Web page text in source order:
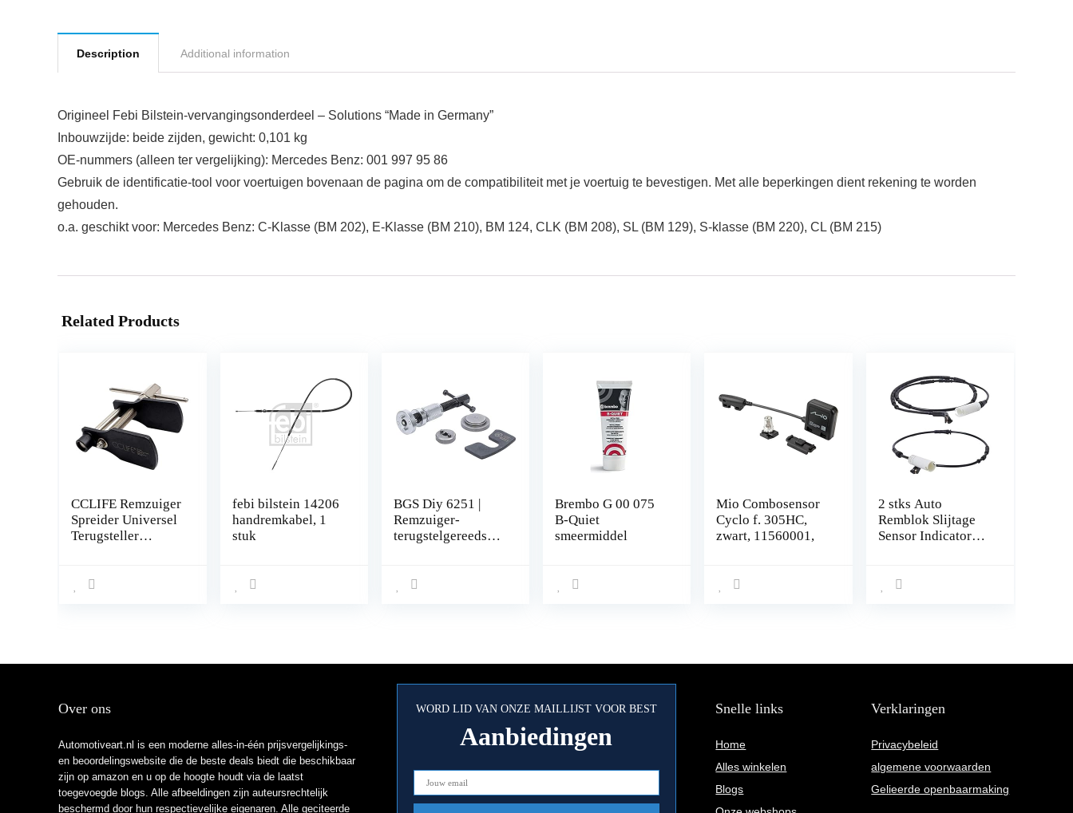
Description Additional information
Origineel Febi Bilstein-vervangingsonderdeel – Solutions “Made in Germany”
Inbouwzijde: beide zijden, gewicht: 0,101 kg
OE-nummers (alleen ter vergelijking): Mercedes Benz: 001 997 95 86
Gebruik de identificatie-tool voor voertuigen bovenaan de pagina om de compatibiliteit met je voertuig te bevestigen. Met alle beperkingen dient rekening te worden
gehouden.
o.a. geschikt voor: Mercedes Benz: C-Klasse (BM 202), E-Klasse (BM 210), BM 124, CLK (BM 208), SL (BM 129), S-klasse (BM 220), CL (BM 215)
Related Products
CCLIFE Remzuiger
Spreider Universel
Terugsteller
Draaier
febi bilstein 14206
handremkabel, 1
stuk
BGS Diy 6251 |
Remzuiger-
terugstelgereedsch
Brembo G 00 075
B-Quiet
smeermiddel
Mio Combosensor
Cyclo f. 305HC,
zwart, 11560001,
2 stks Auto
Remblok Slijtage
Sensor Indicator
Achter Rechts
Over ons
Automotiveart.nl is een moderne alles-in-één prijsvergelijkings-
en beoordelingswebsite die de beste deals biedt die beschikbaar
zijn op amazon en u op de hoogte houdt via de laatst
toegevoegde blogs. Alle afbeeldingen zijn auteursrechtelijk
beschermd door hun respectievelijke eigenaren. Alle geciteerde
WORD LID VAN ONZE MAILLIJST VOOR BEST
Aanbiedingen
Snelle links
Home
Alles winkelen
Blogs
Verklaringen
Privacybeleid
algemene voorwaarden
Gelieerde openbaarmaking